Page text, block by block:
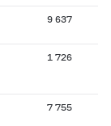
9 637
1 726
7 755